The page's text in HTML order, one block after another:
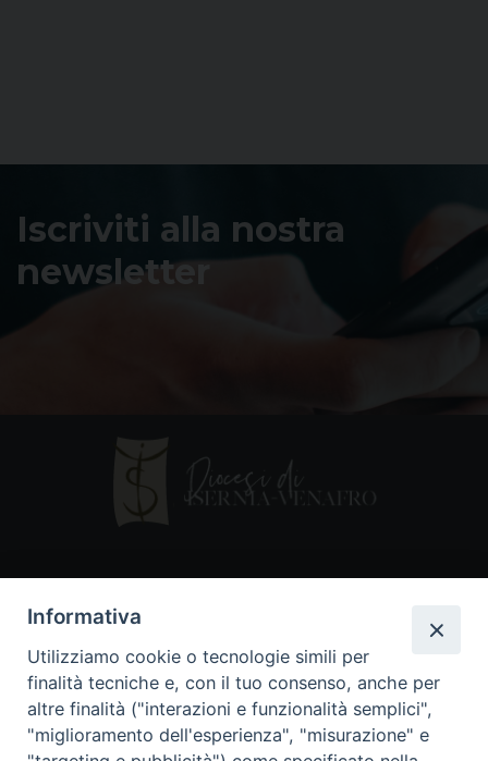
Iscriviti alla nostra
newsletter
86170 Isernia
086550849
segreteria@diocesiiserniavenafro.it
Informativa
Utilizziamo cookie o tecnologie simili per
finalità tecniche e, con il tuo consenso, anche per
altre finalità ("interazioni e funzionalità semplici",
"miglioramento dell'esperienza", "misurazione" e